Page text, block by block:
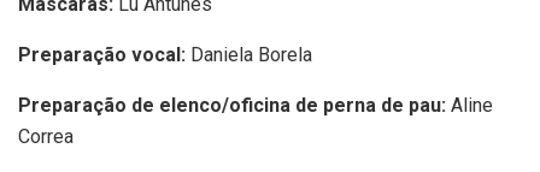
Preparação vocal: Daniela Borela
Preparação de elenco/oficina de perna de pau: Aline
Correa